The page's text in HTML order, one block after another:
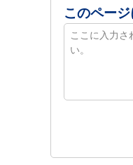
このペー